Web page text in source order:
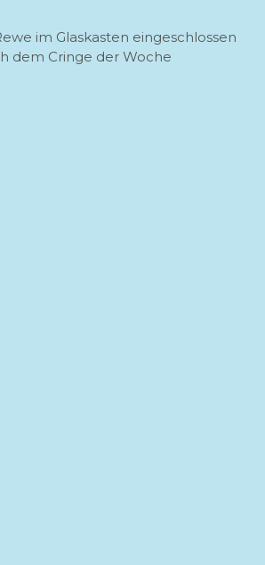
im Glaskasten eingeschlossen
dem Cringe der Woche